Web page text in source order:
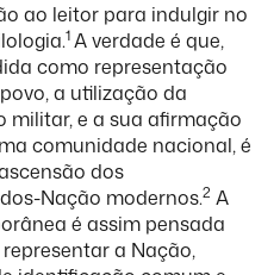
ao leitor para indulgir no
1A verdade é que,
como representação
a utilização da
e a sua afirmação
comunidade nacional, é
dos
Nação modernos.2 A
é assim pensada
a Nação,